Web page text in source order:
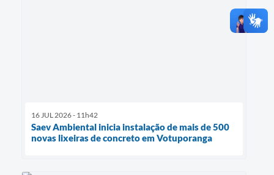
16 JUL 2026 - 11h42
Saev Ambiental inicia instalação de mais de 500
novas lixeiras de concreto em Votuporanga